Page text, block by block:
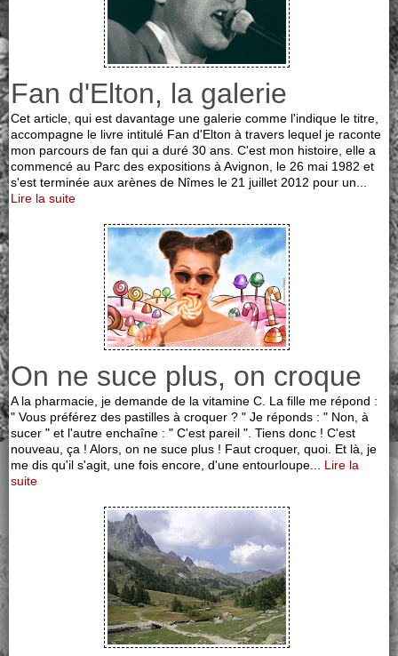
Fan d'Elton, la galerie
Cet article, qui est davantage une galerie comme l'indique le titre,
accompagne le livre intitulé Fan d'Elton à travers lequel je raconte
mon parcours de fan qui a duré 30 ans. C'est mon histoire, elle a
commencé au Parc des expositions à Avignon, le 26 mai 1982 et
s'est terminée aux arènes de Nîmes le 21 juillet 2012 pour un...
Lire la suite
On ne suce plus, on croque
A la pharmacie, je demande de la vitamine C. La fille me répond :
" Vous préférez des pastilles à croquer ? " Je réponds : " Non, à
sucer " et l'autre enchaîne : " C'est pareil ". Tiens donc ! C'est
nouveau, ça ! Alors, on ne suce plus ! Faut croquer, quoi. Et là, je
me dis qu'il s'agit, une fois encore, d'une entourloupe... Lire la
suite